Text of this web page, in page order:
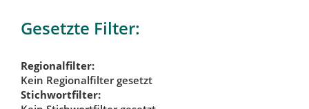
Gesetzte Filter:
Regionalfilter:
Kein Regionalfilter gesetzt
Stichwortfilter: